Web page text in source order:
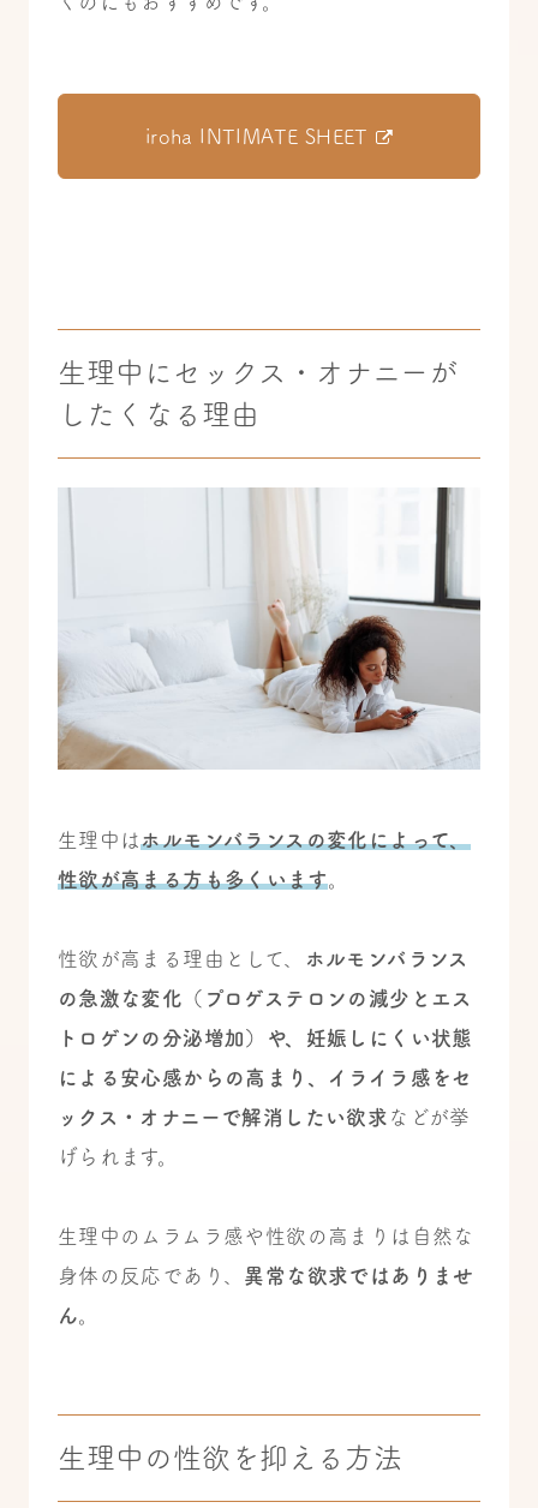
iroha INTIMATE SHEET
生理中にセックス・オナニーが
したくなる理由
生理中はホルモンバランスの変化によって、
性欲が高まる方も多くいます。
性欲が高まる理由として、
ホルモンバランス
の急激な変化（プロゲステロンの減少とエス
トロゲンの分泌増加）や、妊娠しにくい状態
による安心感からの高まり、イライラ感をセ
ックス・オナニーで解消したい欲求 などが挙
げられます。
生理中のムラムラ感や性欲の高まりは自然な
身体の反応であり、 異常な欲求ではありませ
ん。
生理中の性欲を抑える方法